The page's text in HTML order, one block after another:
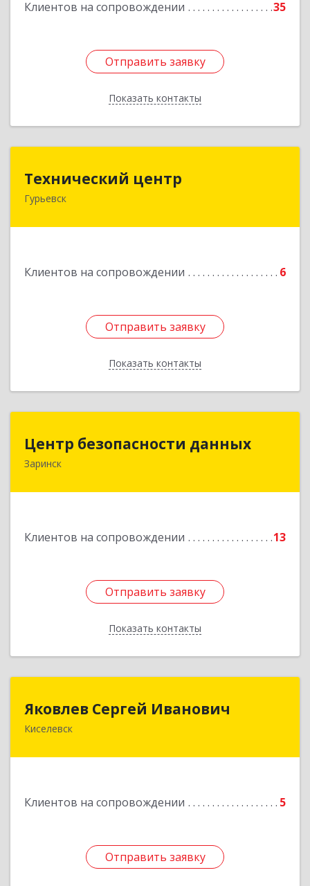
Клиентов на сопровождении 35
Отправить заявку
Показать контакты
Отправить заявку
Назад
Технический центр
Гурьевск
Клиентов на сопровождении 6
Отправить заявку
Показать контакты
Отправить заявку
Назад
Центр безопасности данных
Заринск
Клиентов на сопровождении 13
Отправить заявку
Показать контакты
Центр безопасности данных
659100, Алтайский край, Заринск г, Таратынова
Отправить заявку
Назад
Яковлев Сергей Иванович
Киселевск
Клиентов на сопровождении 5
Отправить заявку
Яковлев Сергей Иванович
650002, Кемеровская обл, г.Кемерово, пр-т
Отправить заявку